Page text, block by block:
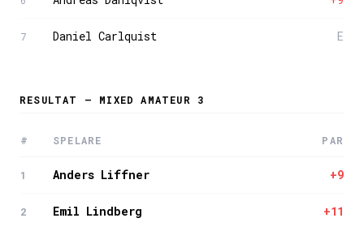
7 Daniel Carlquist E
RESULTAT — MIXED AMATEUR 3
# SPELARE PAR
1 Anders Liffner +9
2 Emil Lindberg +11